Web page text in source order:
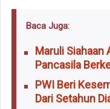
Baca Juga:
Maruli Siahaan
Pancasila
PWI Beri
Dari Setahun